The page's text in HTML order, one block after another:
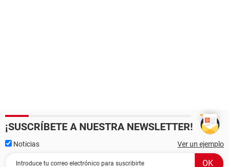
¡SUSCRÍBETE A NUESTRA NEWSLETTER!
Noticias Ver un ejemplo